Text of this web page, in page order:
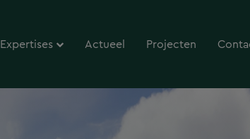
Expertises Actueel Projecten